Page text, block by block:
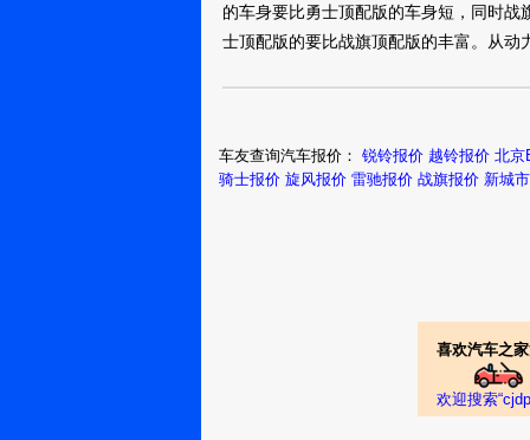
的车身要比勇士顶配版的车身短，同时
士顶配版的要比战旗顶配版的丰富。从
车友查询汽车报价： 锐铃报价 越铃报价 北京
骑士报价 旋风报价 雷驰报价 战旗报价 新城
喜欢汽车之
欢迎搜索